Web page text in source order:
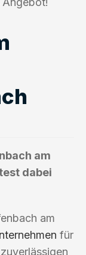
am
dabei
am
für